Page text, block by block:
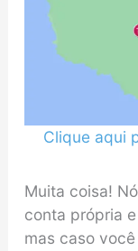
Clique aqui
Muita coisa!
conta própria
mas caso